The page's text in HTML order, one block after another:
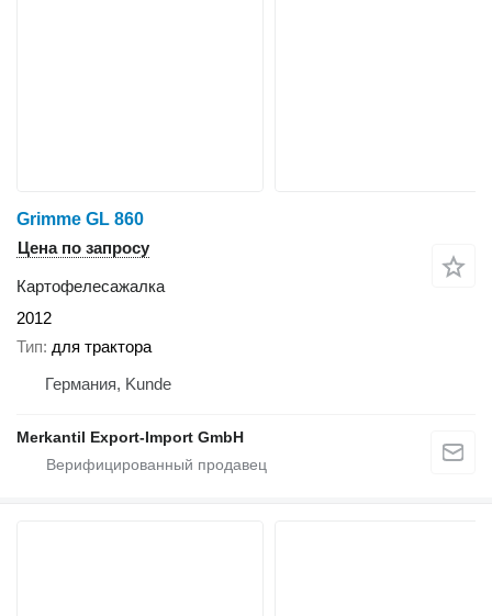
Grimme GL 860
Цена по запросу
Картофелесажалка
2012
Тип для трактора
Германия, Kunde
Merkantil Export-Import GmbH